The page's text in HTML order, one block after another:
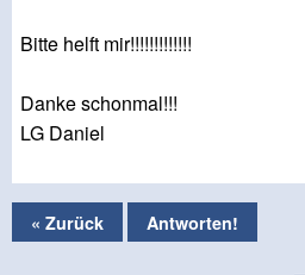
Bitte helft mir!!!!!!!!!!!!!
Danke schonmal!!!
LG Daniel
« Zurück Antworten!